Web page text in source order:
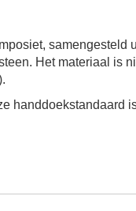
samengesteld
Het materiaal is
handdoekstandaard